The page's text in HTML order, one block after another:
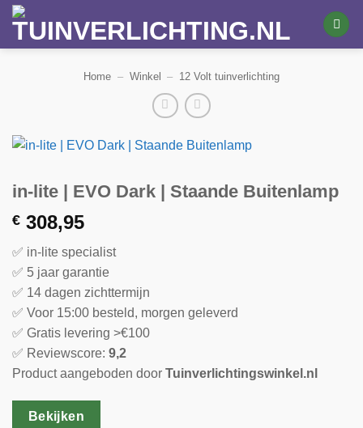
Ga
naar
inhoud
Home – Winkel – 12 Volt tuinverlichting
in-lite | EVO Dark | Staande Buitenlamp
€ 308,95
✅ in-lite specialist
✅ 5 jaar garantie
✅ 14 dagen zichttermijn
✅ Voor 15:00 besteld, morgen geleverd
✅ Gratis levering >€100
✅ Reviewscore: 9,2
Product aangeboden door Tuinverlichtingswinkel.nl
Bekijken